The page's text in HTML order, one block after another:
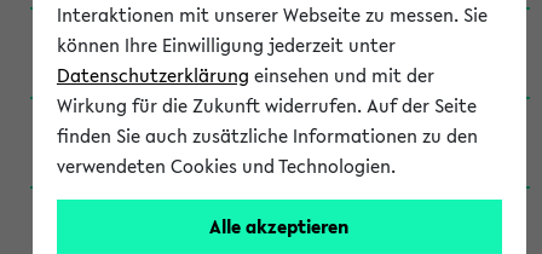
Anglistik: British and American Studies / B.A.
(Einschreibung bis SoSe 2015)
Anglistik: British and American Studies / B.A.
(Einschreibung bis SoSe 2013)
Anglistik: British and American Studies / Ba
(Einschreibung bis SoSe 2011)
Interaktionen mit unserer Webseite zu messen. Sie
können Ihre Einwilligung jederzeit unter
Datenschutzerklärung einsehen und mit der
Wirkung für die Zukunft widerrufen. Auf der Seite
finden Sie auch zusätzliche Informationen zu den
verwendeten Cookies und Technologien.
Alle akzeptieren